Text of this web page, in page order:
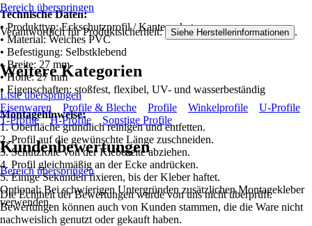
Technische Daten:
• Produkttyp: Eckschutzprofil / Kantenschutz
• Material: Weiches PVC
• Befestigung: Selbstklebend
• Breite: 27 mm
• Höhe: 27 mm
• Eigenschaften: stoßfest, flexibel, UV- und wasserbeständig
Montagehinweise:
1. Oberfläche gründlich reinigen und entfetten.
2. Profil auf die gewünschte Länge zuschneiden.
3. Schutzfolie von der Klebeseite abziehen.
4. Profil gleichmäßig an der Ecke andrücken.
5. Einige Sekunden fixieren, bis der Kleber haftet.
Optional: Bei schwierigen Untergründen zusätzlichen Montagekleber
verwenden.
Bereich überspringen
Verantwortlich für Produktsicherheit: Siehe Herstellerinformationen .
Weitere Kategorien
Liste überspringen
Eisenwaren
Profile & Bleche Profile Winkelprofile
U-Profile
T-Profile
H-Profile Sonstige Profile
Kundenbewertungen
Bereich überspringen
Die Echtheit der Bewertungen wurde von uns nicht überprüft.
Bewertungen können auch von Kunden stammen, die die Ware nicht
nachweislich genutzt oder gekauft haben.